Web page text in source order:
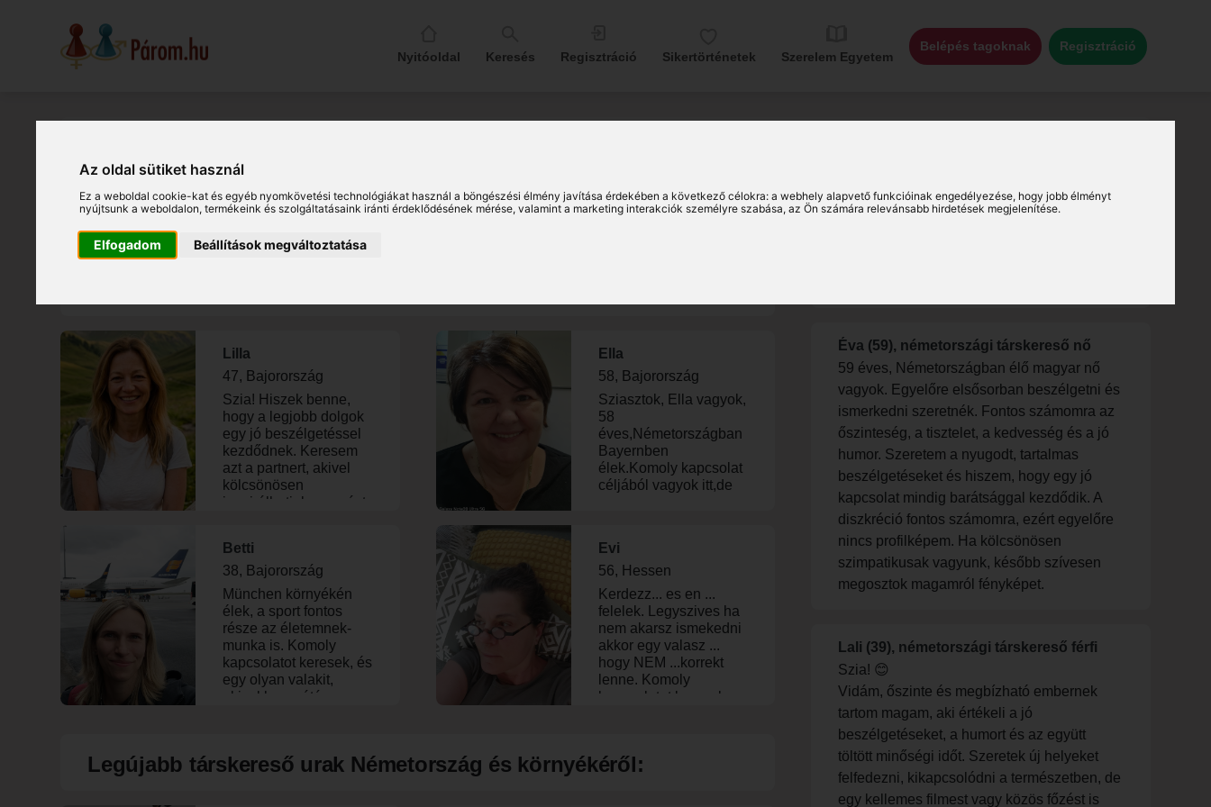
Az oldal sütiket használ
Ez a weboldal cookie-kat és egyéb nyomkövetési technológiákat használ a böngészési élmény javítása érdekében a következő célokra:a webhely alapvető funkcióinak engedélyezése, hogy jobb élményt
nyújtsunk a weboldalon,termékeink és szolgáltatásaink iránti érdeklődésének mérése, valamint a marketing interakciók személyre szabása,az Ön számára relevánsabb hirdetések megjelenítése.
Elfogadom Beállítások megváltoztatása
Nyitóoldal Keresés Regisztráció Sikertörténetek Szerelem Egyetem
Belépés tagoknak Regisztráció
Társkeresés Németország
Lilla
47, Bajorország
Szia! Hiszek benne,
hogy a legjobb dolgok
egy jó beszélgetéssel
kezdődnek. Keresem
azt a partnert, akivel
kölcsönösen
inspirálhatjuk egymást,
beszélgetések mellett
rengeteget lehet
nevetni is. Ha te is egy
őszinte, humoros és
intelligens társat
keresel, akivel lépésről
lépésre építhető valami
szép, akkor örömmel
megismernélek!
Ella
58, Bajorország
Sziasztok, Ella vagyok,
58
éves,Németországban
Bayernben
élek.Komoly kapcsolat
céljából vagyok itt,de
rám!
Betti
38, Bajorország
München környékén
élek, a sport fontos
része az életemnek-
munka is. Komoly
kapcsolatot keresek, és
egy olyan valakit,
akivel hosszútávra
egymást az élet
Evi
56, Hessen
Kerdezz... es en ...
felelek. Legyszives ha
nem akarsz ismekedni
akkor egy valasz ...
hogy NEM ...korrekt
lenne. Komoly
kapcsolatot keresek.
törekszem mindenfele
Legújabb társkereső urak Németország és környékéről:
Éva (59), németországi társkereső nő
59 éves, Németországban élő magyar nő
vagyok. Egyelőre elsősorban beszélgetni és
ismerkedni szeretnék. Fontos számomra az
őszinteség, a tisztelet, a kedvesség és a jó
humor. Szeretem a nyugodt, tartalmas
beszélgetéseket és hiszem, hogy egy jó
kapcsolat mindig barátsággal kezdődik. A
diszkréció fontos számomra, ezért egyelőre
nincs profilképem. Ha kölcsönösen
szimpatikusak vagyunk, később szívesen
megosztok magamról fényképet.
Lali (39), németországi társkereső férfi
Szia! 😊
Vidám, őszinte és megbízható embernek
tartom magam, aki értékeli a jó
beszélgetéseket, a humort és az együtt
töltött minőségi időt. Szeretek új helyeket
felfedezni, kikapcsolódni a természetben, de
egy kellemes filmest vagy közös főzést is